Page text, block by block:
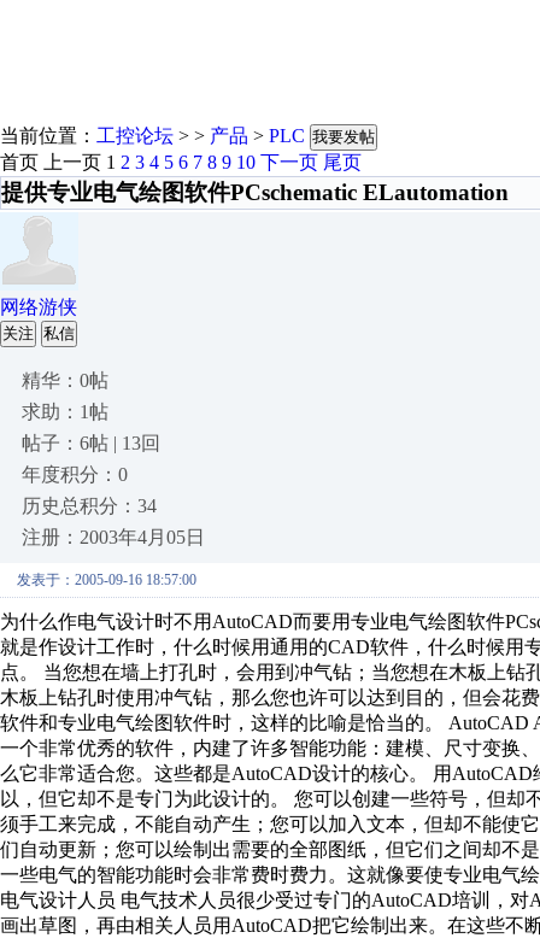
当前位置： 工控论坛 > > 产品 > PLC 我要发帖
首页 上一页 1 2 3 4 5 6 7 8 9 10 下一页 尾页
提供专业电气绘图软件PCschematic ELautomation
网络游侠
关注 私信
精华：0帖
求助：1帖
帖子：6帖 | 13回
年度积分：0
历史总积分：34
注册：2003年4月05日
发表于：2005-09-16 18:57:00
为什么作电气设计时不用AutoCAD而要用专业电气绘图软件
就是作设计工作时，什么时候用通用的CAD软件，什么时候
点。 当您想在墙上打孔时，会用到冲气钻；当您想在木板上
木板上钻孔时使用冲气钻，那么您也许可以达到目的，但会花
软件和专业电气绘图软件时，这样的比喻是恰当的。
一个非常优秀的软件，内建了许多智能功能：建模、尺寸变换
么它非常适合您。这些都是AutoCAD设计的核心。 用
以，但它却不是专门为此设计的。 您可以创建一些符号，但
须手工来完成，不能自动产生；您可以加入文本，但却不能使
们自动更新；您可以绘制出需要的全部图纸，但它们之间却不
一些电气的智能功能时会非常费时费力。这就像要使专业电气
电气设计人员 电气技术人员很少受过专门的AutoCAD培训，
画出草图，再由相关人员用AutoCAD把它绘制出来。在这些